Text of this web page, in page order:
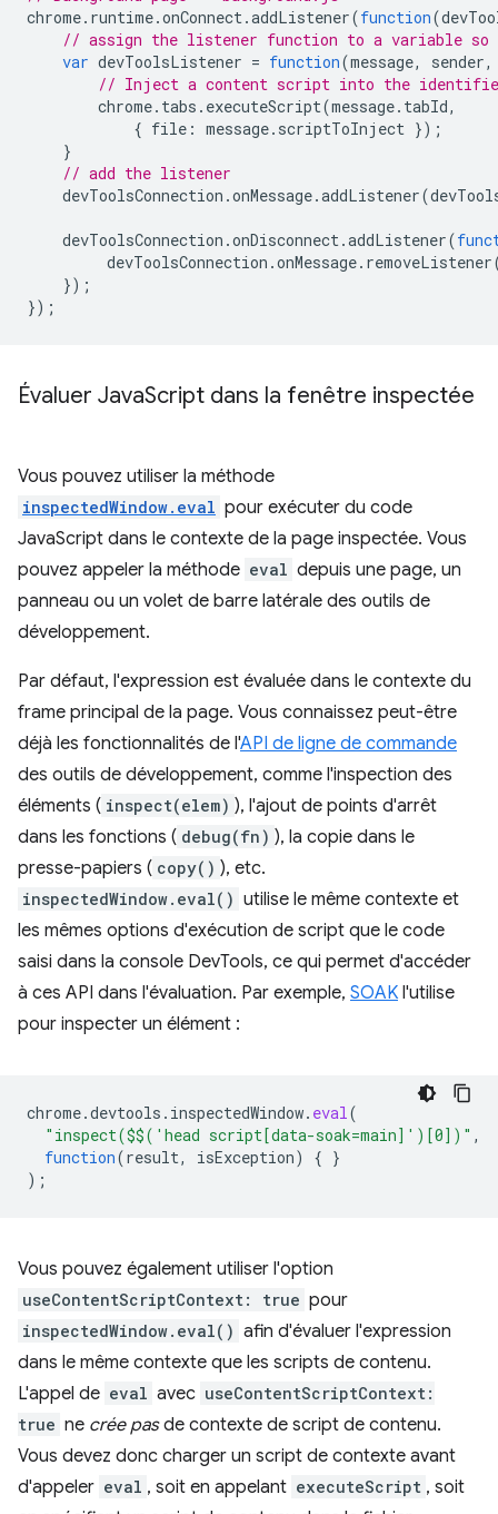
chrome. runtime.onConnect.addListener(function(
// assign the listener function to a variable so
var devToolsListener = function(message, sender,
// Inject a content script into the
chrome. tabs . executeScript(message. tabId,
{ file : message. scriptToInject });
}
// add the listener
devToolsConnection .onMessage.addListener(
devToolsConnection .onDisconnect.addListener(
devToolsConnection .onMessage. removeListener
});
});
Évaluer JavaScript dans la fenêtre inspectée
Vous pouvez utiliser la méthode
inspectedWindow.eval pour exécuter du code
JavaScript dans le contexte de la page inspectée. Vous
pouvez appeler la méthode eval depuis une page, un
panneau ou un volet de barre latérale des outils de
développement.
Par défaut, l'expression est évaluée dans le contexte du
frame principal de la page. Vous connaissez peut-être
déjà les fonctionnalités de l'API de ligne de commande
des outils de développement, comme l'inspection des
éléments ( inspect(elem) ), l'ajout de points d'arrêt
dans les fonctions ( debug(fn) ), la copie dans le
presse-papiers ( copy() ), etc.
inspectedWindow.eval() utilise le même contexte et
les mêmes options d'exécution de script que le code
saisi dans la console DevTools, ce qui permet d'accéder
à ces API dans l'évaluation. Par exemple, SOAK l'utilise
pour inspecter un élément :
chrome.devtools . inspectedWindow. eval(
"inspect($$('head script[data-soak=main]')[0])" ,
function(result, isException) { }
);
Vous pouvez également utiliser l'option
useContentScriptContext: true pour
inspectedWindow.eval() afin d'évaluer l'expression
dans le même contexte que les scripts de contenu.
L'appel de eval avec useContentScriptContext:
true ne crée pasde contexte de script de contenu.
Vous devez donc charger un script de contexte avant
d'appeler eval , soit en appelant executeScript , soit